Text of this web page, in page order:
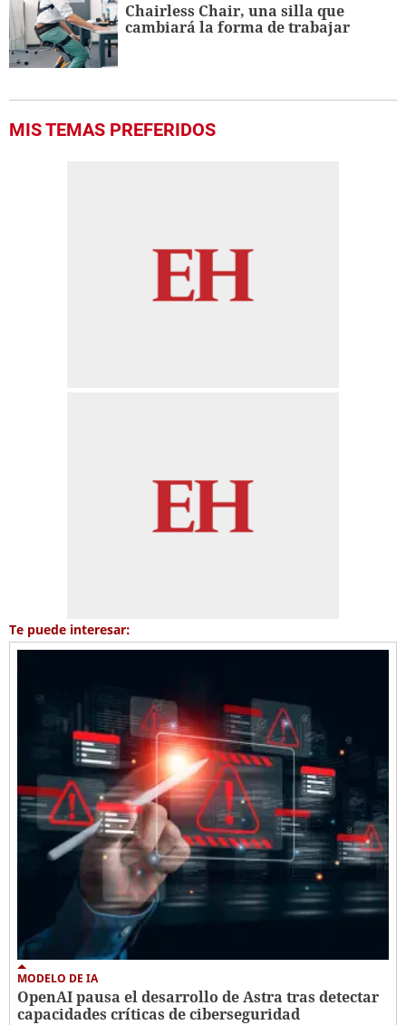
Chairless Chair, una silla que
cambiará la forma de trabajar
MIS TEMAS PREFERIDOS
Te puede interesar:
MODELO DE IA
OpenAI pausa el desarrollo de Astra tras detectar
capacidades críticas de ciberseguridad